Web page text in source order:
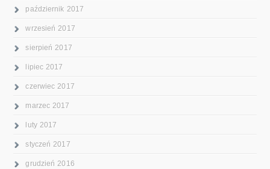
październik 2017
wrzesień 2017
sierpień 2017
lipiec 2017
czerwiec 2017
marzec 2017
luty 2017
styczeń 2017
grudzień 2016